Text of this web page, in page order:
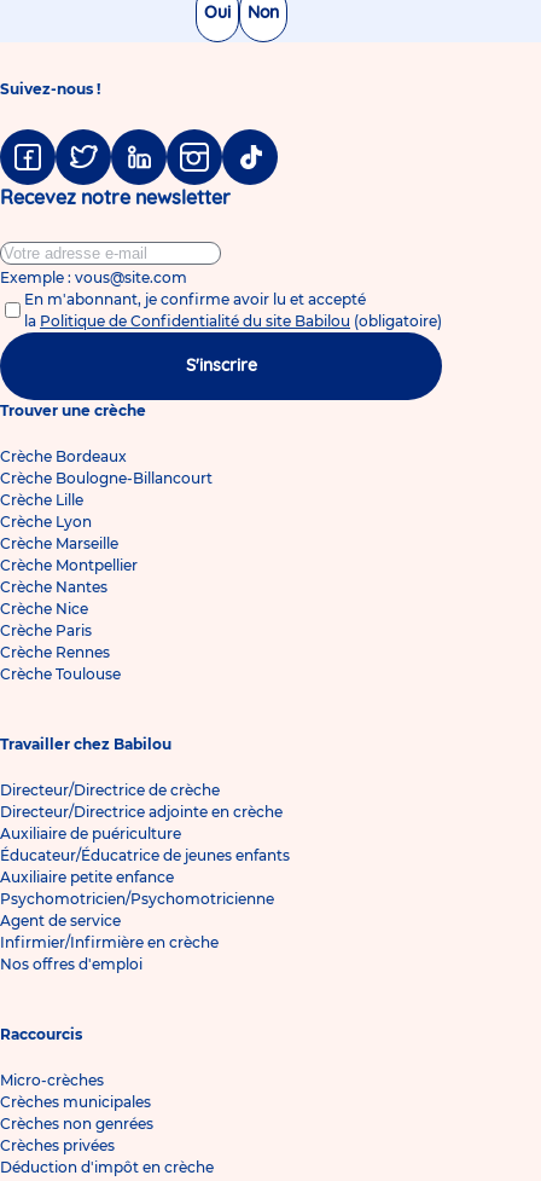
Non
Oui
Suivez-nous !
Facebook
TwitterLinkedinInstagram
Tiktok
Recevez notre newsletter
Exemple : vous@site.com
En m'abonnant, je confirme avoir lu et accepté
la Politique de Confidentialité du site Babilou (obligatoire)
S'inscrire
Trouver une crèche
Crèche Bordeaux
Crèche Boulogne-Billancourt
Crèche Lille
Crèche Lyon
Crèche Marseille
Crèche Montpellier
Crèche Nantes
Crèche Nice
Crèche Paris
Crèche Rennes
Crèche Toulouse
Travailler chez Babilou
Directeur/Directrice de crèche
Directeur/Directrice adjointe en crèche
Auxiliaire de puériculture
Éducateur/Éducatrice de jeunes enfants
Auxiliaire petite enfance
Psychomotricien/Psychomotricienne
Agent de service
Infirmier/Infirmière en crèche
Nos offres d'emploi
Raccourcis
Micro-crèches
Crèches municipales
Crèches non genrées
Crèches privées
Déduction d'impôt en crèche